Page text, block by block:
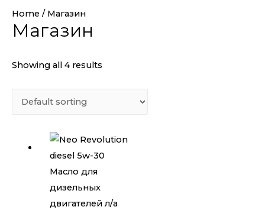
Home / Магазин
Магазин
Showing all 4 results
Масло для
дизельных
двигателей л/а